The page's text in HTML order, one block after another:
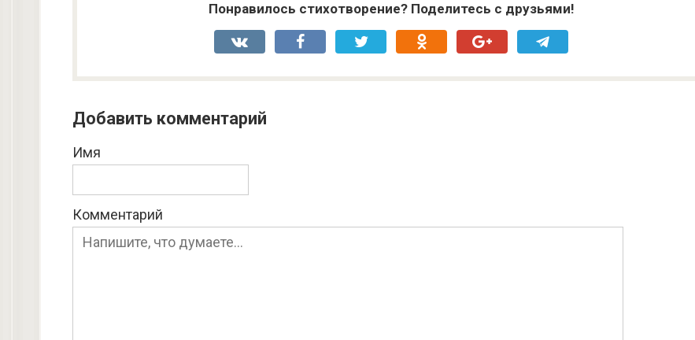
Понравилось стихотворение? Поделитесь с друзьями!
Добавить комментарий
Имя
Комментарий